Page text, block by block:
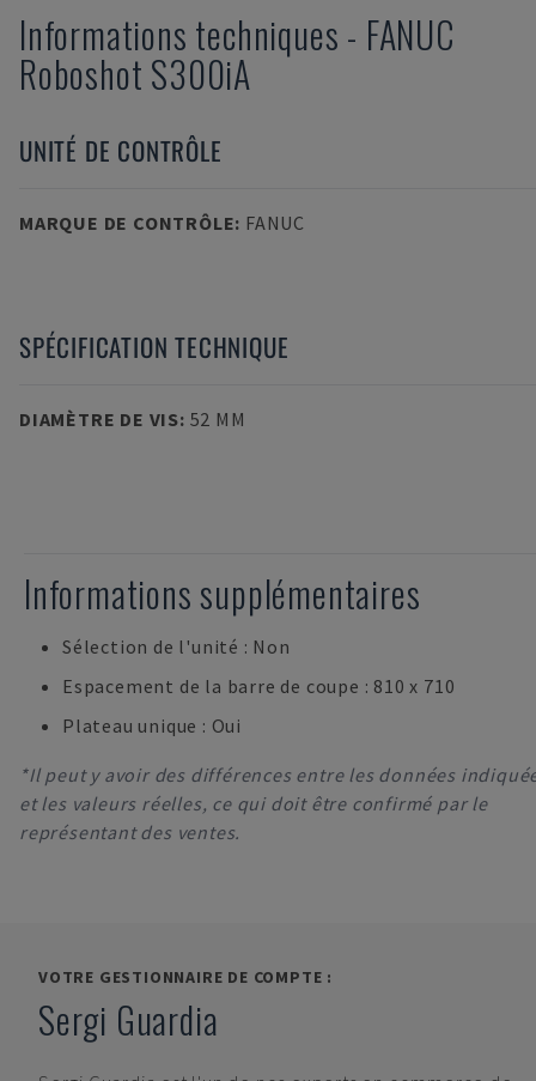
Informations techniques - FANUC
Roboshot S300iA
UNITÉ DE CONTRÔLE
MARQUE DE CONTRÔLE: FANUC
SPÉCIFICATION TECHNIQUE
DIAMÈTRE DE VIS: 52 MM
Informations supplémentaires
Sélection de l'unité : Non
Espacement de la barre de coupe : 810 x 710
Plateau unique : Oui
*Il peut y avoir des différences entre les données
et les valeurs réelles, ce qui doit être confirmé par le
représentant des ventes.
VOTRE GESTIONNAIRE DE COMPTE :
Sergi Guardia